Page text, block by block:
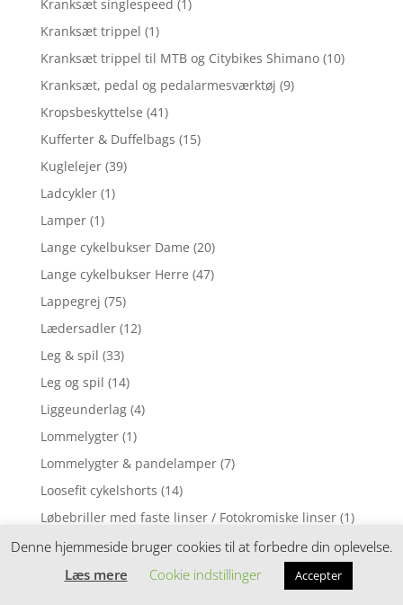
Kranksæt singlespeed (1)
Kranksæt trippel (1)
Kranksæt trippel til MTB og Citybikes Shimano (10)
Kranksæt, pedal og pedalarmesværktøj (9)
Kropsbeskyttelse (41)
Kufferter & Duffelbags (15)
Kuglelejer (39)
Ladcykler (1)
Lamper (1)
Lange cykelbukser Dame (20)
Lange cykelbukser Herre (47)
Lappegrej (75)
Lædersadler (12)
Leg & spil (33)
Leg og spil (14)
Liggeunderlag (4)
Lommelygter (1)
Lommelygter & pandelamper (7)
Loosefit cykelshorts (14)
Løbebriller med faste linser / Fotokromiske linser (1)
Løbebriller med styrke (2)
Løbecykel (31)
Denne hjemmeside bruger cookies til at forbedre din oplevelse.
Læs mere
Cookie indstillinger Accepter